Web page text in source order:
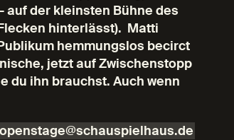
auf der kleinsten Bühne des
hinterlässt). Matti
hemmungslos becirct
jetzt auf Zwischenstopp
du ihn brauchst. Auch wenn
openstage@schauspielhaus.de